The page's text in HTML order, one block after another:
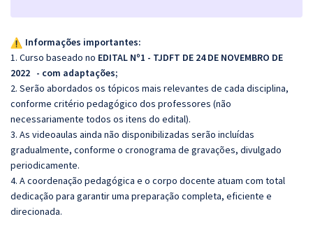
Informações importantes:
1. Curso baseado no EDITAL Nº1 - TJDFT DE 24 DE NOVEMBRO DE
2022 - com adaptações;
2. Serão abordados os tópicos mais relevantes de cada disciplina,
conforme critério pedagógico dos professores (não
necessariamente todos os itens do edital).
3. As videoaulas ainda não disponibilizadas serão incluídas
gradualmente, conforme o cronograma de gravações, divulgado
periodicamente.
4. A coordenação pedagógica e o corpo docente atuam com total
dedicação para garantir uma preparação completa, eficiente e
direcionada.